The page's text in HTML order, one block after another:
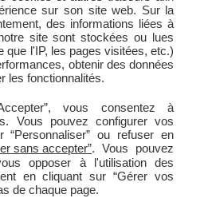
sur son site web. Sur la
des informations liées à
site sont stockées ou lues
que l'IP, les pages visitées, etc.)
obtenir des données
les fonctionnalités.
vous consentez à
Vous pouvez configurer vos
ou refuser en
sans accepter”. Vous pouvez
opposer à l'utilisation des
en cliquant sur “Gérer vos
de chaque page.